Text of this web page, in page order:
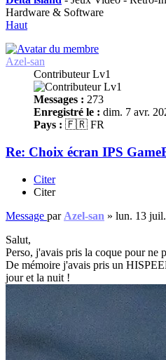
Hardware & Software
Haut
Azel-san
Contributeur Lv1
Messages : 273
Enregistré le : dim. 7 avr.
Pays : 🇫🇷 FR
Re: Choix écran IPS
Citer
Citer
Message par Azel-san » lun. 13
Salut,
Perso, j'avais pris la coque pour ne
De mémoire j'avais pris un
jour et la nuit !